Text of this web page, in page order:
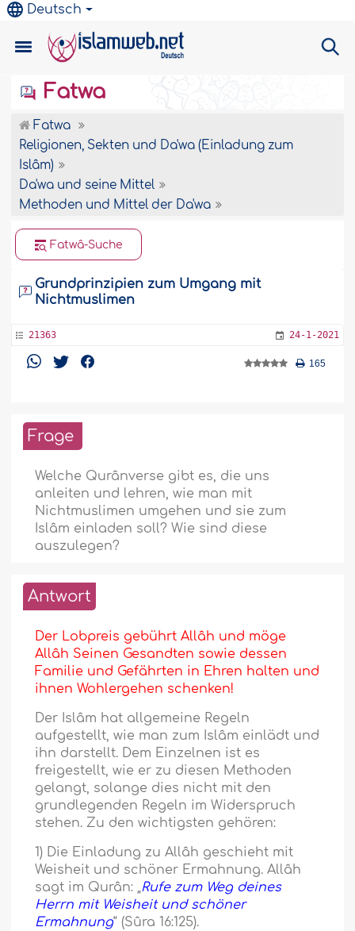
Deutsch
Fatwa
Fatwa
Religionen, Sekten und Da'wa (Einladung zum
Islâm)
Da'wa und seine Mittel
Methoden und Mittel der Da'wa
Fatwâ-Suche
Grundprinzipien zum Umgang mit
Nichtmuslimen
21363 24-1-2021
165
Frage
Welche Qurânverse gibt es, die uns
anleiten und lehren, wie man mit
Nichtmuslimen umgehen und sie zum
Islâm einladen soll? Wie sind diese
auszulegen?
Antwort
Der Lobpreis gebührt Allâh und möge
Allâh Seinen Gesandten sowie dessen
Familie und Gefährten in Ehren halten und
ihnen Wohlergehen schenken!
Der Islâm hat allgemeine Regeln
aufgestellt, wie man zum Islâm einlädt und
ihn darstellt. Dem Einzelnen ist es
freigestellt, wie er zu diesen Methoden
gelangt, solange dies nicht mit den
grundlegenden Regeln im Widerspruch
stehen. Zu den wichtigsten gehören:
1) Die Einladung zu Allâh geschieht mit
Weisheit und schöner Ermahnung. Allâh
sagt im Qurân: „Rufe zum Weg deines
Herrn mit Weisheit und schöner
Ermahnung“ (Sûra 16:125).